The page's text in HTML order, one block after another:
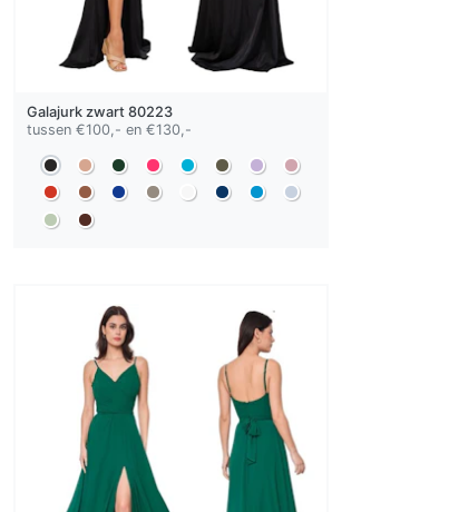
Galajurkzwart 80223
tussen €100,- en €130,-